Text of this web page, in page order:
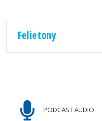
Felietony
PODCAST AUDIO